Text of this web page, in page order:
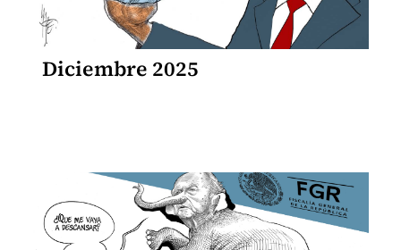
Diciembre 2025